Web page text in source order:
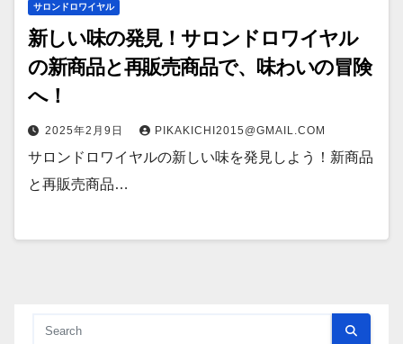
サロンドロワイヤル
新しい味の発見！サロンドロワイヤル
の新商品と再販売商品で、味わいの冒険
へ！
2025年2月9日 PIKAKICHI2015@GMAIL.COM
サロンドロワイヤルの新しい味を発見しよう！新商品
と再販売商品…